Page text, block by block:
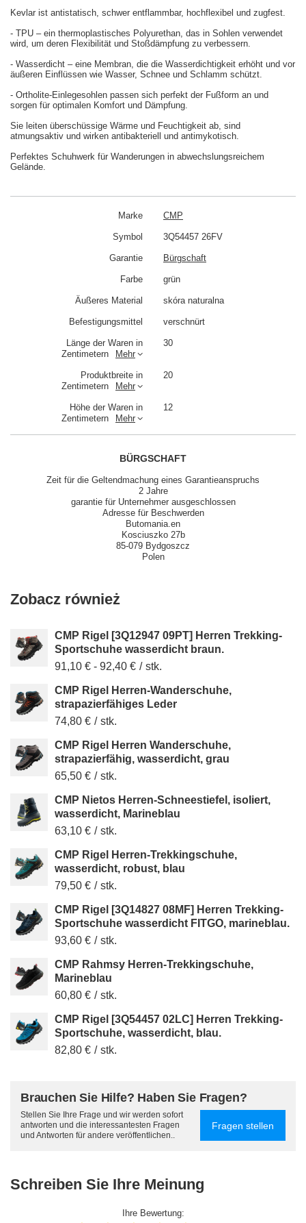
Kevlar ist antistatisch, schwer entflammbar, hochflexibel und zugfest.
- TPU – ein thermoplastisches Polyurethan, das in Sohlen verwendet
wird, um deren Flexibilität und Stoßdämpfung zu verbessern.
- Wasserdicht – eine Membran, die die Wasserdichtigkeit erhöht und vor
äußeren Einflüssen wie Wasser, Schnee und Schlamm schützt.
- Ortholite-Einlegesohlen passen sich perfekt der Fußform an und
sorgen für optimalen Komfort und Dämpfung.
Sie leiten überschüssige Wärme und Feuchtigkeit ab, sind
atmungsaktiv und wirken antibakteriell und antimykotisch.
Perfektes Schuhwerk für Wanderungen in abwechslungsreichem
Gelände.
Marke CMP
Symbol 3Q54457 26FV
Garantie Bürgschaft
Farbe grün
Äußeres Material skóra naturalna
Befestigungsmittel verschnürt
Länge der Waren in
Zentimetern
Mehr
30
Produktbreite in
Zentimetern
Mehr
20
Höhe der Waren in
Zentimetern
Mehr
12
BÜRGSCHAFT
Zeit für die Geltendmachung eines Garantieanspruchs
2 Jahre
garantie für Unternehmer ausgeschlossen
Adresse für Beschwerden
Butomania.en
Kosciuszko 27b
85-079 Bydgoszcz
Polen
Zobacz również
CMP Rigel [3Q12947 09PT] Herren Trekking-
Sportschuhe wasserdicht braun.
91,10 € - 92,40 € / stk.
CMP Rigel Herren-Wanderschuhe,
strapazierfähiges Leder
74,80 € / stk.
CMP Rigel Herren Wanderschuhe,
strapazierfähig, wasserdicht, grau
65,50 € / stk.
CMP Nietos Herren-Schneestiefel, isoliert,
wasserdicht, Marineblau
63,10 € / stk.
CMP Rigel Herren-Trekkingschuhe,
wasserdicht, robust, blau
79,50 € / stk.
CMP Rigel [3Q14827 08MF] Herren Trekking-
Sportschuhe wasserdicht FITGO, marineblau.
93,60 € / stk.
CMP Rahmsy Herren-Trekkingschuhe,
Marineblau
60,80 € / stk.
CMP Rigel [3Q54457 02LC] Herren Trekking-
Sportschuhe, wasserdicht, blau.
82,80 € / stk.
Brauchen Sie Hilfe? Haben Sie Fragen?
Stellen Sie Ihre Frage und wir werden sofort
antworten und die interessantesten Fragen
und Antworten für andere veröffentlichen..
Fragen stellen
Schreiben Sie Ihre Meinung
Ihre Bewertung: